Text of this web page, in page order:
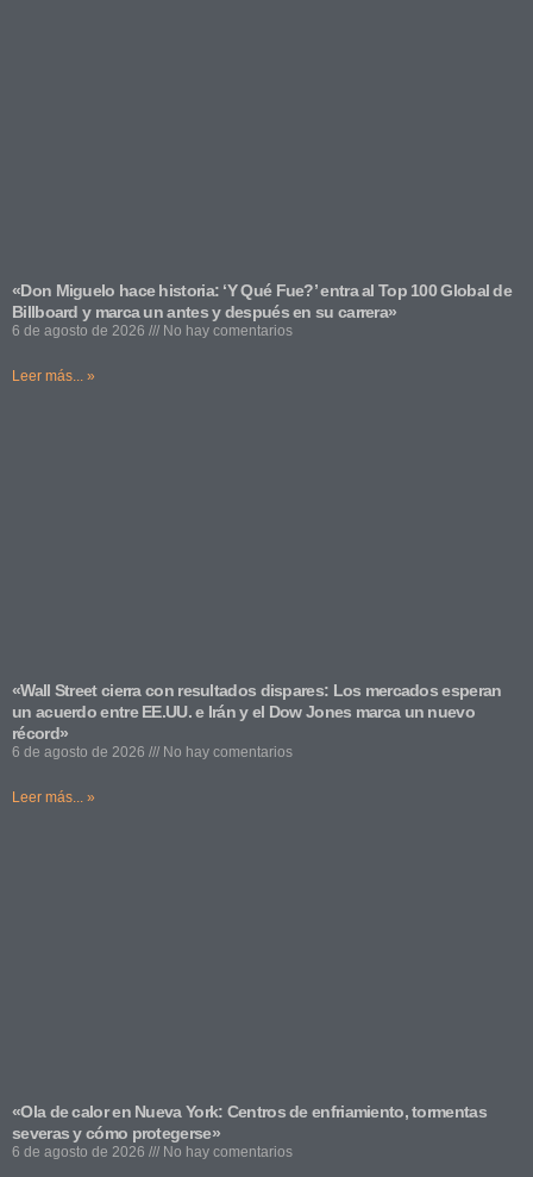
«Don Miguelo hace historia: ‘Y Qué Fue?’ entra al Top 100 Global de
Billboard y marca un antes y después en su carrera»
6 de agosto de 2026 No hay comentarios
Leer más... »
«Wall Street cierra con resultados dispares: Los mercados esperan
un acuerdo entre EE.UU. e Irán y el Dow Jones marca un nuevo
récord»
6 de agosto de 2026 No hay comentarios
Leer más... »
«Ola de calor en Nueva York: Centros de enfriamiento, tormentas
severas y cómo protegerse»
6 de agosto de 2026 No hay comentarios